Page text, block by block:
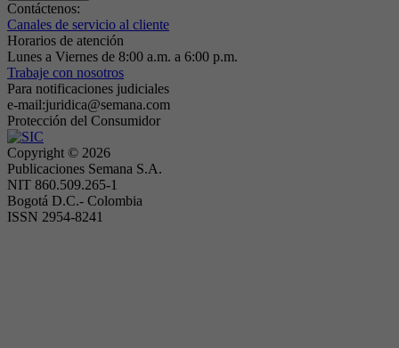
Contáctenos:
Canales de servicio al cliente
Horarios de atención
Lunes a Viernes de 8:00 a.m. a 6:00 p.m.
Trabaje con nosotros
Para notificaciones judiciales
e-mail:juridica@semana.com
Protección del Consumidor
Copyright © 2026
Publicaciones Semana S.A.
NIT 860.509.265-1
Bogotá D.C.- Colombia
ISSN 2954-8241